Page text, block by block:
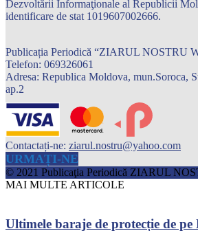
Dezvoltării Informaţionale al Republicii
identificare de stat 1019607002666.
Publicația Periodică “ZIARUL NOSTRU
Telefon: 069326061
Adresa: Republica Moldova, mun.Soroca,
ap.2
Contactați-ne: ziarul.nostru@yahoo.com
URMAȚI-NE
© 2021 Publicaţia Periodică ZIARUL
MAI MULTE ARTICOLE
Ultimele baraje de protecție de